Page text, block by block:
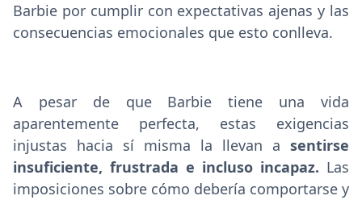
Barbie por cumplir con expectativas ajenas y las
consecuencias emocionales que esto conlleva.
A pesar de que Barbie tiene una vida
aparentemente perfecta, estas exigencias
injustas hacia sí misma la llevan a sentirse
insuficiente, frustrada e incluso incapaz. Las
imposiciones sobre cómo debería comportarse y